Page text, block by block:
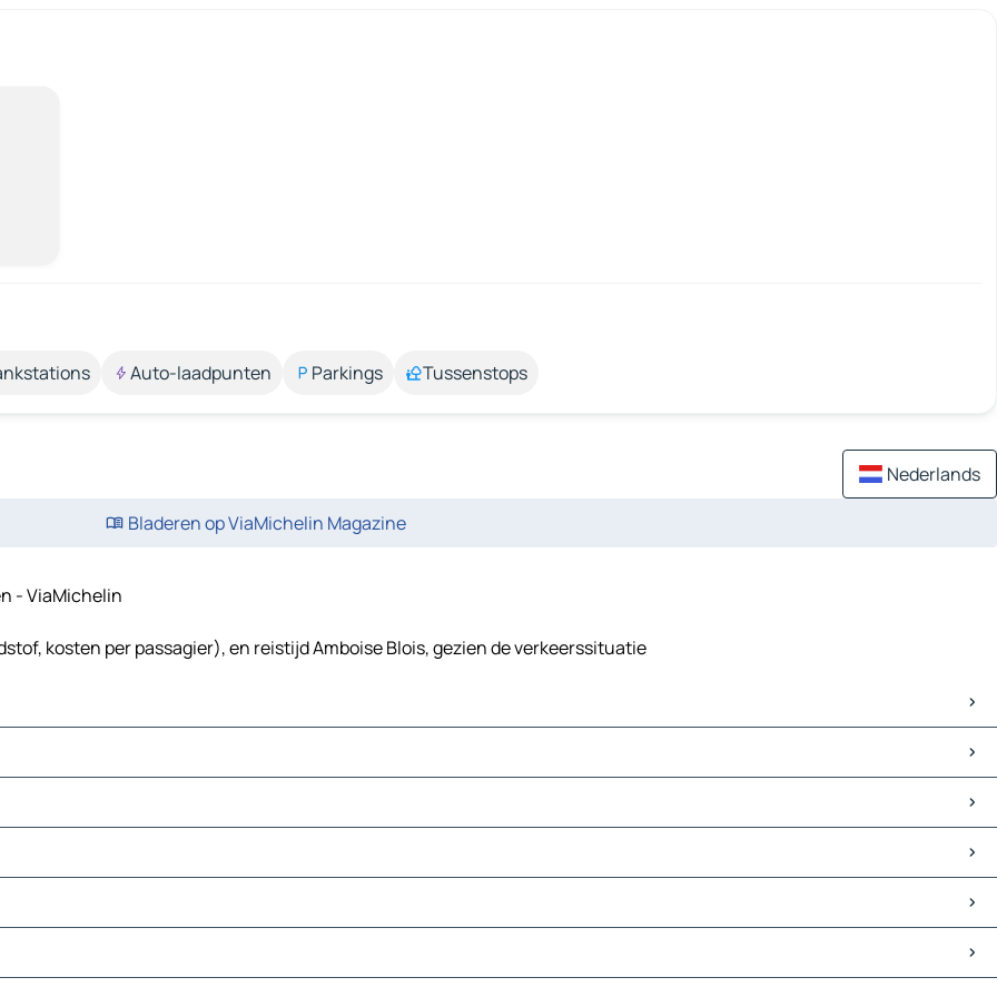
Auto-laadpunten Parkings Tussenstops
Nederlands
Bladeren op ViaMichelin Magazine
- ViaMichelin
kosten per passagier), en reistijd Amboise Blois, gezien de verkeerssituatie